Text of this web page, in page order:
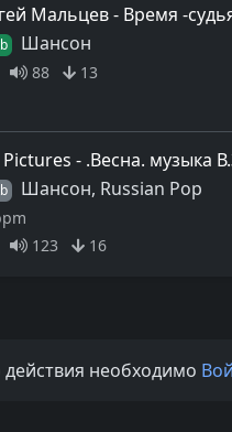
Мальцев - Время -
Шансон
88 13
- .Весна. музыка
Шансон, Russian Pop
123 16
действия необходимо